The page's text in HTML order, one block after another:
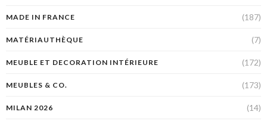
MADE IN FRANCE (187)
MATÉRIAUTHÈQUE (7)
MEUBLE ET DECORATION INTÉRIEURE (172)
MEUBLES & CO. (173)
MILAN 2026 (14)